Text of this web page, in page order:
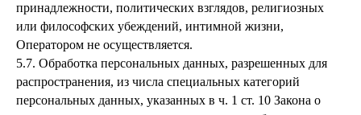
принадлежности, политических взглядов, религиозных
или философских убеждений, интимной жизни,
Оператором не осуществляется.
5.7. Обработка персональных данных, разрешенных для
распространения, из числа специальных категорий
персональных данных, указанных в ч. 1 ст. 10 Закона о